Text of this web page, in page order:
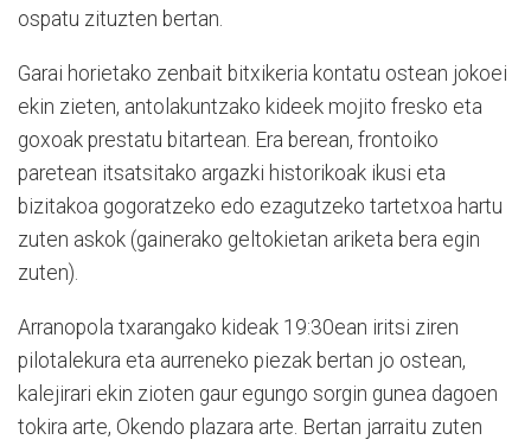
ospatu zituzten bertan.
Garai horietako zenbait bitxikeria kontatu ostean jokoei
ekin zieten, antolakuntzako kideek mojito fresko eta
goxoak prestatu bitartean. Era berean, frontoiko
paretean itsatsitako argazki historikoak ikusi eta
bizitakoa gogoratzeko edo ezagutzeko tartetxoa hartu
zuten askok (gainerako geltokietan ariketa bera egin
zuten).
Arranopola txarangako kideak 19:30ean iritsi ziren
pilotalekura eta aurreneko piezak bertan jo ostean,
kalejirari ekin zioten gaur egungo sorgin gunea dagoen
tokira arte, Okendo plazara arte. Bertan jarraitu zuten